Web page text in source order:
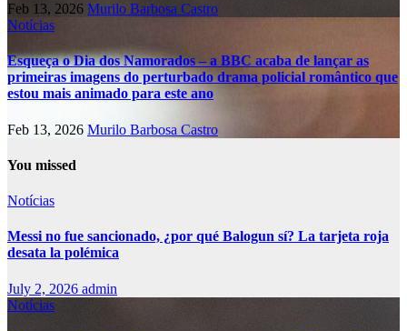
Feb 13, 2026 Murilo Barbosa Castro
Notícias
Esqueça o Dia dos Namorados – a BBC acaba de lançar as
primeiras imagens do perturbado drama policial romântico que
estou mais animado para este ano
Feb 13, 2026 Murilo Barbosa Castro
You missed
Notícias
Messi no fue sancionado, ¿por qué Balogun sí? La tarjeta roja
desata la polémica
July 2, 2026 admin
Notícias